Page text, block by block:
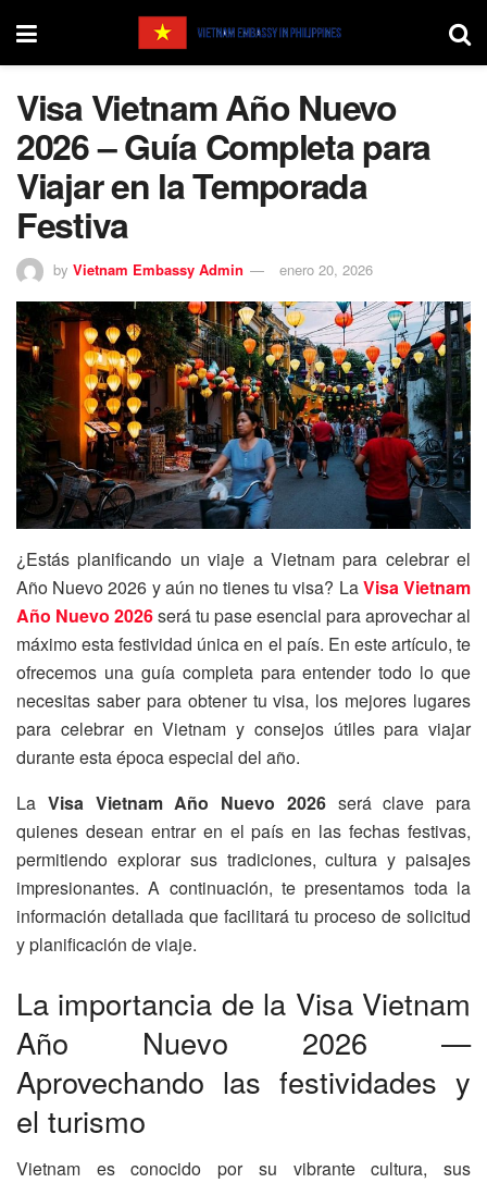
Visa Vietnam Año Nuevo
2026 – Guía Completa para
Viajar en la Temporada
Festiva
by Vietnam Embassy Admin enero 20, 2026
¿Estás planificando un viaje a Vietnam para celebrar el
Año Nuevo 2026 y aún no tienes tu visa? LaVisa Vietnam
Año Nuevo 2026será tu pase esencial para aprovechar al
máximo esta festividad única en el país. En este artículo, te
ofrecemos una guía completa para entender todo lo que
necesitas saber para obtener tu visa, los mejores lugares
para celebrar en Vietnam y consejos útiles para viajar
durante esta época especial del año.
La Visa Vietnam Año Nuevo 2026será clave para
quienes desean entrar en el país en las fechas festivas,
permitiendo explorar sus tradiciones, cultura y paisajes
impresionantes. A continuación, te presentamos toda la
información detallada que facilitará tu proceso de solicitud
y planificación de viaje.
La importancia de la Visa Vietnam
Año Nuevo 2026 —
Aprovechando las festividades y
el turismo
Vietnam es conocido por su vibrante cultura, sus